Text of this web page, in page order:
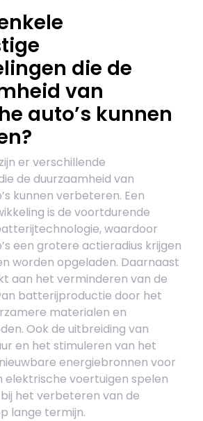
die de
van
auto’s kunnen
er verschillende
de duurzaamheid van
kunnen verbeteren. Een
is de voortdurende
waardoor
een grotere actieradius krijgen
worden opgeladen. Daarnaast
aan het verminderen van de
batterijproductie door het
materialen en
Ook de uitbreiding van
en het stimuleren van het
energiebronnen voor
elektrische voertuigen spelen
het verbeteren van de
lange termijn.